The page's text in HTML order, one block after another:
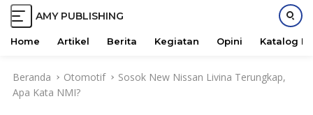
AMY PUBLISHING
M
a
B
e
Home Artikel Berita Kegiatan Opini Katalog
Beranda Otomotif
Sosok New Nissan Livina Terungkap,
Apa Kata NMI?